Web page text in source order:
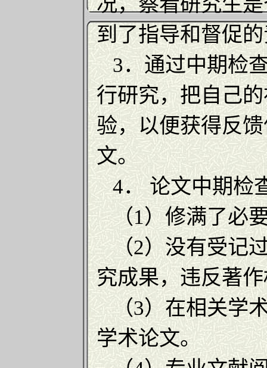
到了指导和督促
3．通过中期检
行研究，把自己
验，以便获得反
文。
4． 论文中期检
（1）修满了必
（2）没有受记
究成果，违反著
（3）在相关学
学术论文。